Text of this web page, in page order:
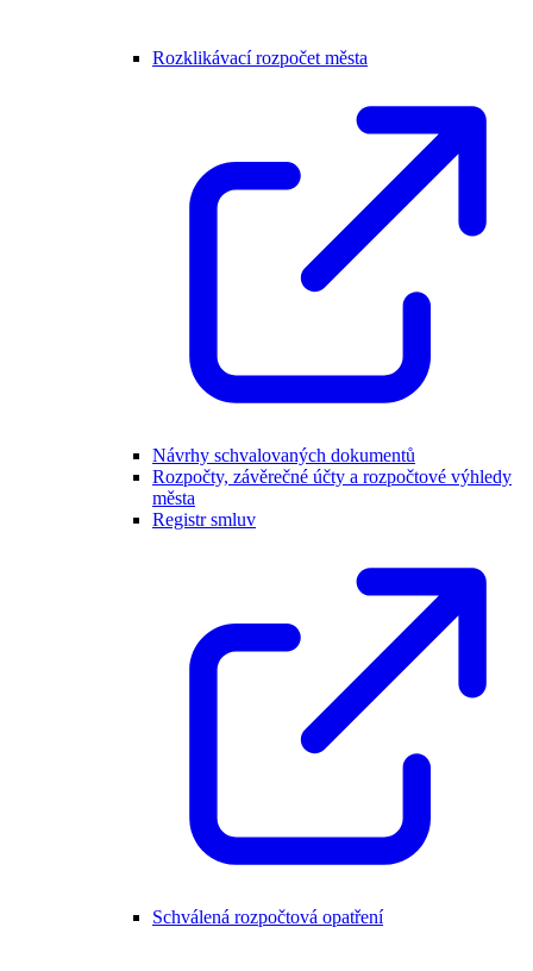
Rozklikávací rozpočet města
Návrhy schvalovaných dokumentů
Rozpočty, závěrečné účty a rozpočtové výhledy
města
Registr smluv
Schválená rozpočtová opatření